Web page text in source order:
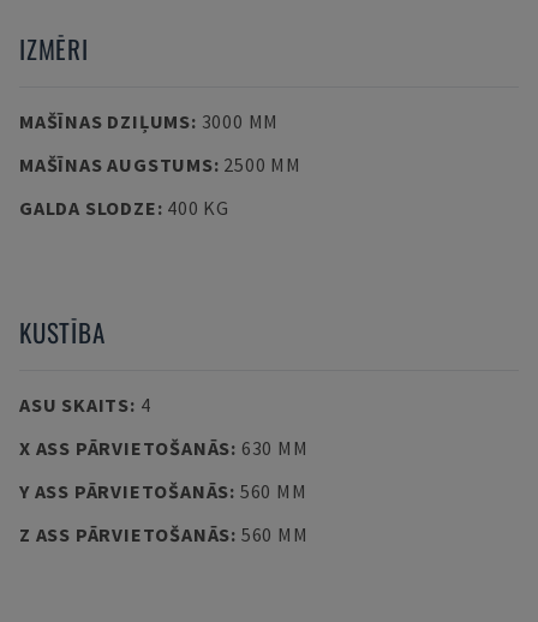
IZMĒRI
MAŠĪNAS DZIĻUMS: 3000 MM
MAŠĪNAS AUGSTUMS: 2500 MM
GALDA SLODZE: 400 KG
KUSTĪBA
ASU SKAITS: 4
X ASS PĀRVIETOŠANĀS: 630 MM
Y ASS PĀRVIETOŠANĀS: 560 MM
Z ASS PĀRVIETOŠANĀS: 560 MM